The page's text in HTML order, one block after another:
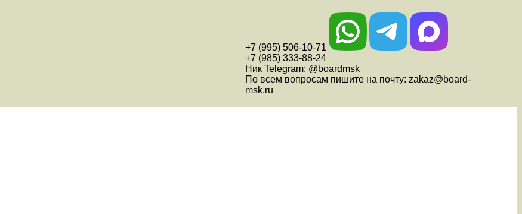
+7 (995) 506-10-71
+7 (985) 333-88-24
Ник Telegram: @boardmsk
По всем вопросам пишите на почту: zakaz@board-
msk.ru